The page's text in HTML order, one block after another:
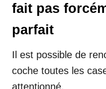
fait pas
parfait
Il est possible de
coche toutes les
attentionné.